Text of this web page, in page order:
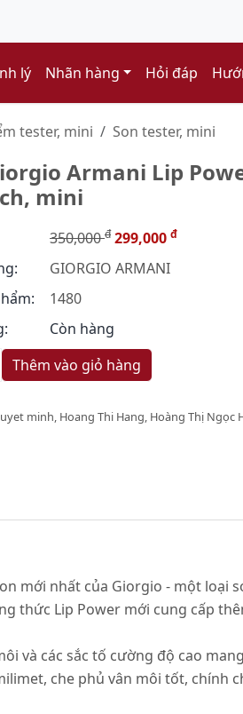
lý Nhãn hàng Hỏi đáp
tester, mini Son tester, mini
Armani Lip
mini
350,000đ 299,000 đ
GIORGIO ARMANI
1480
Còn hàng
Thêm vào giỏ hàng
minh, Hoang Thi Hang, Hoàng Thị Ngọc
mới nhất của Giorgio - một loại
thức Lip Power mới cung cấp
và các sắc tố cường độ cao
che phủ vân môi tốt, chính